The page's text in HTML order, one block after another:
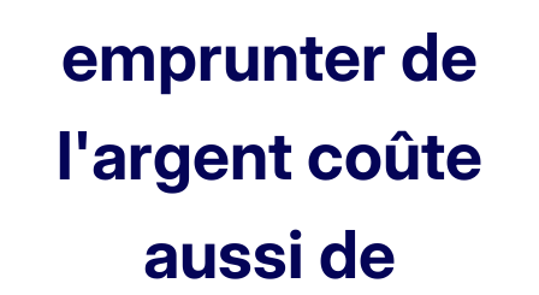
emprunter de
l'argent coûte
aussi de